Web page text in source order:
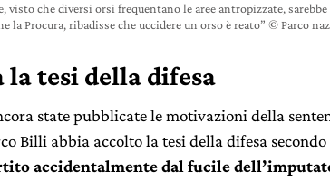
visto che diversi orsi frequentano le aree antropizzate,
la Procura, ribadisse che uccidere un orso è reato” © Parco
la tesi della difesa
state pubblicate le motivazioni della
Billi abbia accolto la tesi della difesa secondo
accidentalmente dal fucile